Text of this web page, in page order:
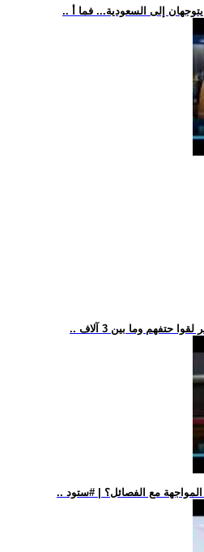
إلى السعودية... فما أ
مع الفصائل؟ | #ستود